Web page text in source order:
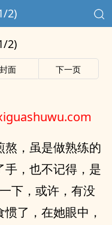
2)
2)
封面 下一页
熬，虽是做熟练的
手，也不记得，是
一下，或许，有没
了，在她眼中，